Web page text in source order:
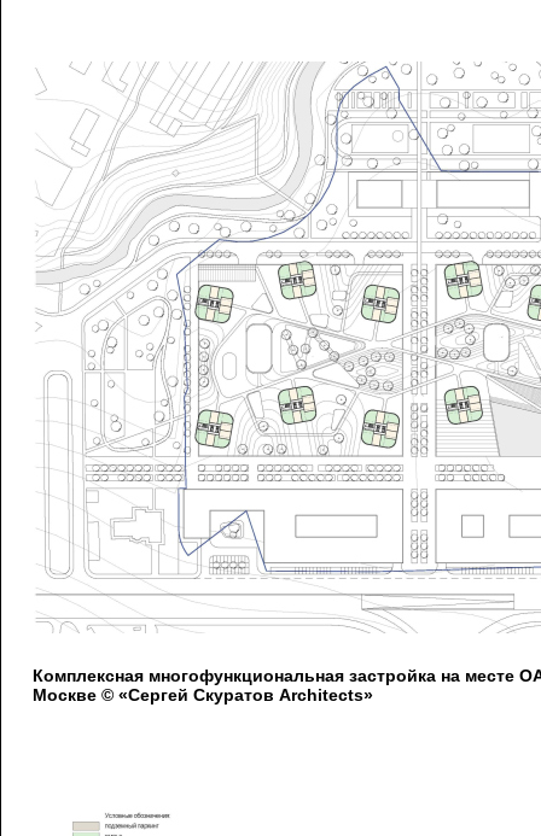
Комплексная многофункциональная застройка на месте
Москве © «Сергей Скуратов Architects»